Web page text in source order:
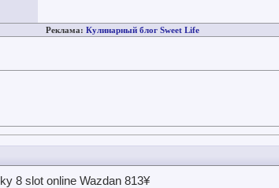
Реклама: Кулинарный блог Sweet Life
8 slot online Wazdan 813¥